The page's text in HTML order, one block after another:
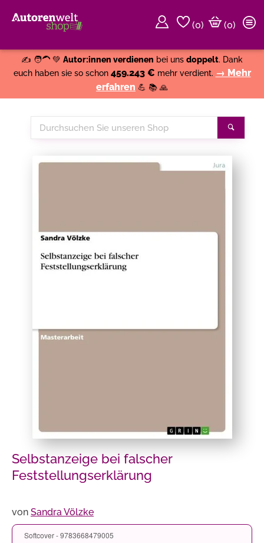
(0)
(0)
✍️ 🧑‍🦱 💚 Autor:innen verdienen bei uns doppelt. Dank
euch haben sie so schon 459.243 € mehr verdient. → Mehr
erfahren 💪 📚 🙏
Durchsuchen
Sie
Shop
Selbstanzeige bei falscher
Feststellungserklärung
von Sandra Völzke
Softcover - 9783668479005